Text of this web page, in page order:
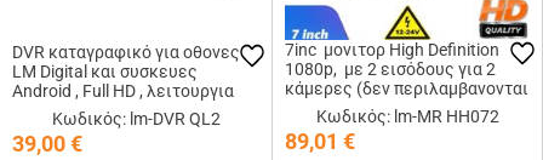
DVR καταγραφικό για οθονες
LM Digital και συσκευες
Android , Full HD , λειτουργια
ADAS. DVR
καταγραφικο, σύνδεση με usb
σε anδroid συσκευες ...
Κωδικός: lm-DVR QL2
39,00€
7inc μονιτορ High Definition
1080p, με 2 εισόδους για 2
κάμερες (δεν περιλαμβανονται
καμερες)
Κωδικός: lm-MR HH072
89,01 €